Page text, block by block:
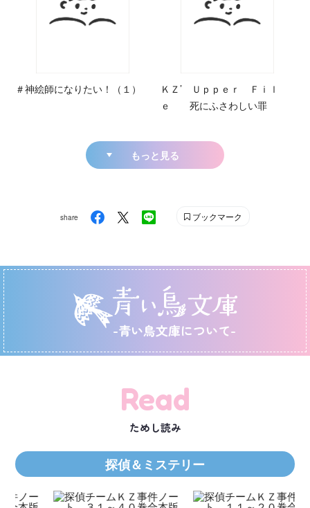
＃神絵師になりたい！（１）
ＫＺ’ Ｕｐｐｅｒ Ｆｉｌ
ｅ 死にふさわしい罪
もっと見る
share ブックマーク
-青い鳥文庫について-
Read
ためし読み
探偵＆ミステリー